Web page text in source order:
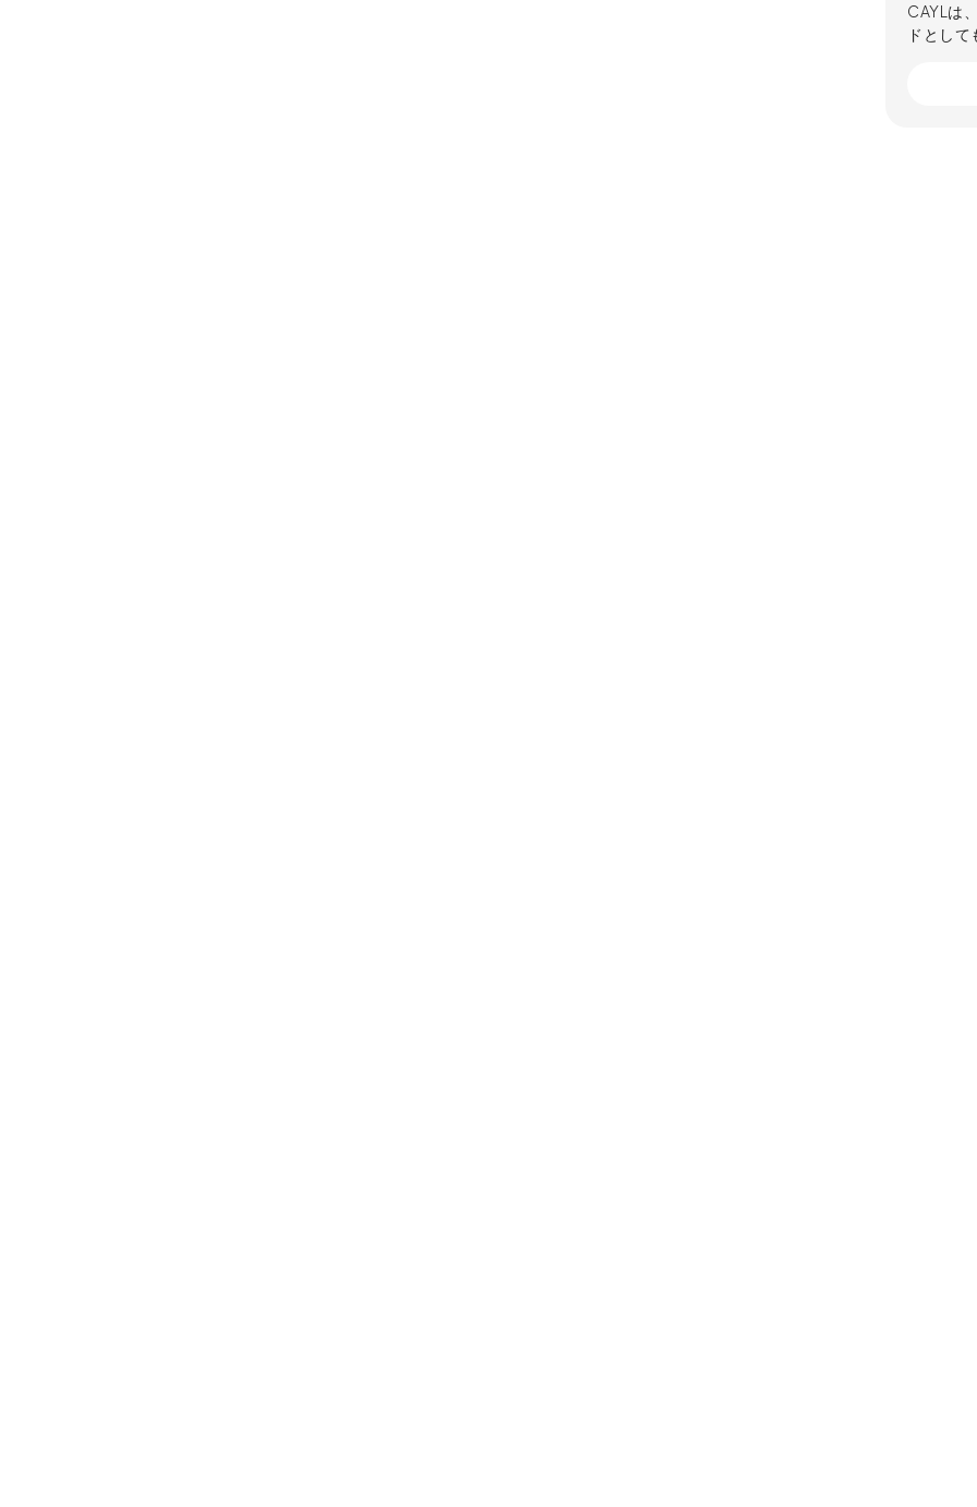
CAYLは
ドとして